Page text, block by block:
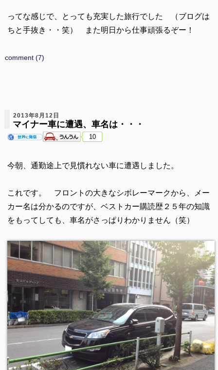
ってな感じで、とっても充実した旅行でした （ブログは
ちと手抜き・・笑） また明日から仕事頑張るぞー！
comment (7)
2013年8月12日
マイナー車に遭遇、車名は・・・
10
今朝、通勤途上で見慣れない車に遭遇しました。
これです。 フロントの大きなシボレーマークから、メー
カー名は分かるのですが、ベストカー購読歴２５年の知識
をもってしても、車名がさっぱりわかりません（笑）